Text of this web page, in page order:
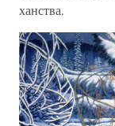
ханства.